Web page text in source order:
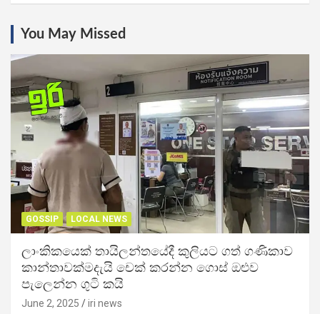
You May Missed
GOSSIP LOCAL NEWS
ලාංකිකයෙක් තායිලන්තයේදී කුලියට ගත් ගණිකාව
කාන්තාවක්මදැයි චෙක් කරන්න ගොස් ඔළුව
පැලෙන්න ගුටි කයි
June 2, 2025 iri news